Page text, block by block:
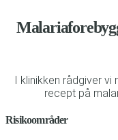
I klinikken rådgiver
recept på
Risikoområder